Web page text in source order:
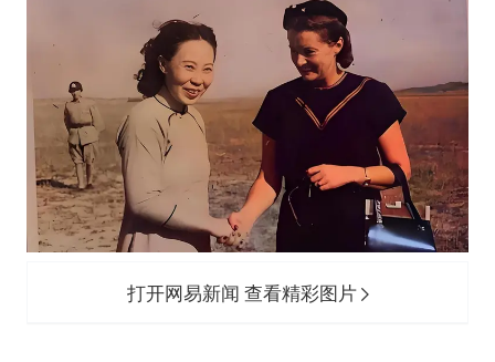
打开网易新闻 查看精彩图片